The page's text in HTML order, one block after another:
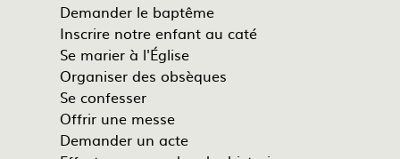
Demander le baptême
Inscrire notre enfant au caté
Se marier à l'Église
Organiser des obsèques
Se confesser
Offrir une messe
Demander un acte